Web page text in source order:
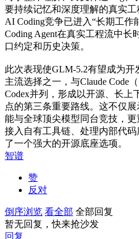
要持续记忆和深度理解的真实工
AI Coding竞争已进入“长期工作
Coding Agent在真实工程流中
口约定和历史决策。
此次表现使GLM-5.2有望成为
主流选择之一，与Claude Code
Codex并列，形成以开源、长上
点的第三条重要路线。这不仅
能与全球顶尖模型同台竞技，更
接入自有工具链、处理内部代
了一个强大的开源底座选项。
智谱
赞
反对
倒序浏览 看全部 全部回复
暂无回复，快来抢沙发
回复